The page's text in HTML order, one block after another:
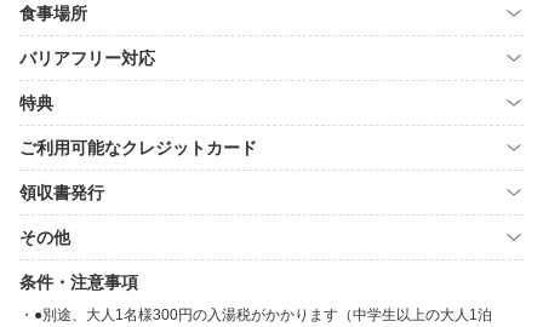
食事場所
バリアフリー対応
特典
ご利用可能なクレジットカード
領収書発行
その他
条件・注意事項
●別途、大人1名様300円の入湯税がかかります（中学生以上の大人1泊